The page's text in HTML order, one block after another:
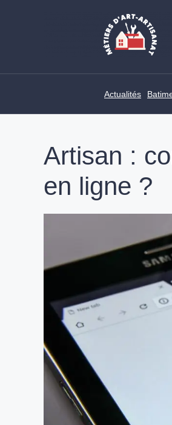
Actualités
Artisan :
en ligne ?